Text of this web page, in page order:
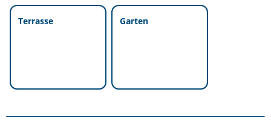
Terrasse Garten